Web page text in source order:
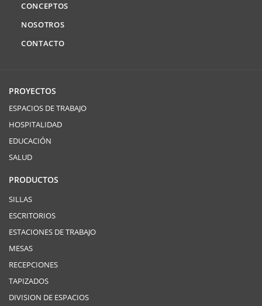
CONCEPTOS
NOSOTROS
CONTACTO
PROYECTOS
ESPACIOS DE TRABAJO
HOSPITALIDAD
EDUCACIÓN
SALUD
PRODUCTOS
SILLAS
ESCRITORIOS
ESTACIONES DE TRABAJO
MESAS
RECEPCIONES
TAPIZADOS
DIVISION DE ESPACIOS